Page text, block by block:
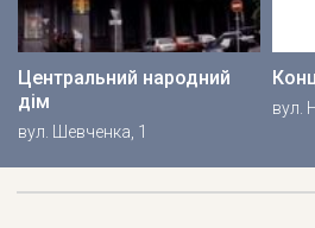
Центральний народний
дім
вул. Шевченка, 1
вул.